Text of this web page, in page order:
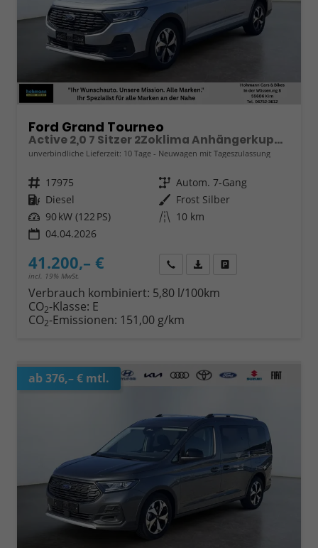
Ford Grand Tourneo
Active 2,0 7 Sitzer 2Zoklima Anhängerkupplung Panoramadach AGR Sitze Sitzheizung Einparkhilfe Kamera 17 Zoll Leichtmetall ACC
unverbindliche Lieferzeit: 10 Tage Neuwagen mit Tageszulassung
Fahrzeugnr. 17975 Getriebe Autom. 7-Gang
Kraftstoff Diesel Außenfarbe Frost Silber
Leistung 90 kW (122 PS) Kilometerstand 10 km
04.04.2026
41.200,– €
incl. 19% MwSt.
Wir rufen Sie anFahrzeugexposé (PDF)
Verbrauch kombiniert: 5,80 l/100km
CO2-Klasse: E
CO2-Emissionen: 151,00 g/km
ab 376,– € mtl.